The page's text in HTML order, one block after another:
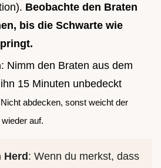
Beobachte den Braten
bis die Schwarte wie
: Nimm den Braten aus dem
15 Minuten unbedeckt
abdecken, sonst weicht der
auf.
: Wenn du merkst, dass